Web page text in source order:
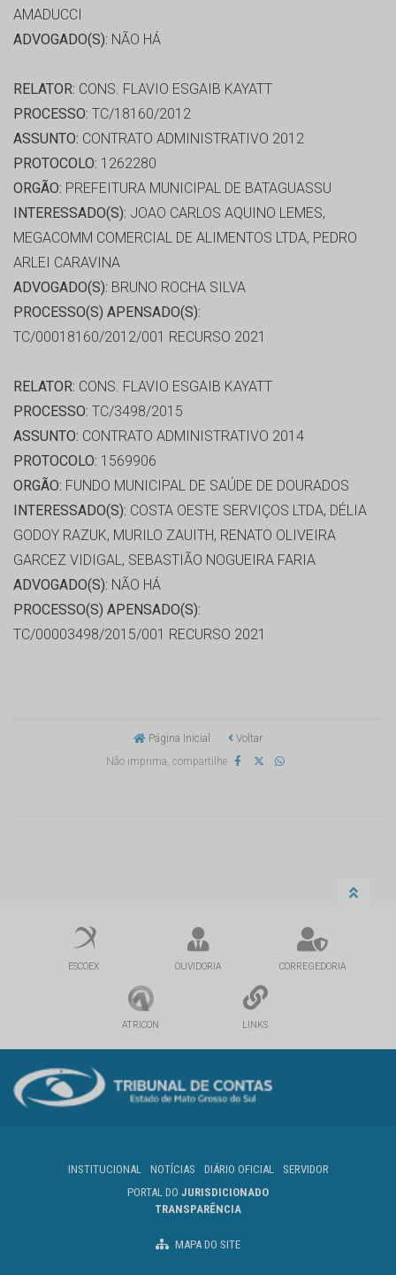
AMADUCCI
ADVOGADO(S): NÃO HÁ
RELATOR: CONS. FLAVIO ESGAIB KAYATT
PROCESSO: TC/18160/2012
ASSUNTO: CONTRATO ADMINISTRATIVO 2012
PROTOCOLO: 1262280
ORGÃO: PREFEITURA MUNICIPAL DE BATAGUASSU
INTERESSADO(S): JOAO CARLOS AQUINO LEMES,
MEGACOMM COMERCIAL DE ALIMENTOS LTDA, PEDRO
ARLEI CARAVINA
ADVOGADO(S): BRUNO ROCHA SILVA
PROCESSO(S) APENSADO(S):
TC/00018160/2012/001 RECURSO 2021
RELATOR: CONS. FLAVIO ESGAIB KAYATT
PROCESSO: TC/3498/2015
ASSUNTO: CONTRATO ADMINISTRATIVO 2014
PROTOCOLO: 1569906
ORGÃO: FUNDO MUNICIPAL DE SAÚDE DE DOURADOS
INTERESSADO(S): COSTA OESTE SERVIÇOS LTDA, DÉLIA
GODOY RAZUK, MURILO ZAUITH, RENATO OLIVEIRA
GARCEZ VIDIGAL, SEBASTIÃO NOGUEIRA FARIA
ADVOGADO(S): NÃO HÁ
PROCESSO(S) APENSADO(S):
TC/00003498/2015/001 RECURSO 2021
Página Inicial
Voltar
Não imprima, compartilhe
ESCOEX OUVIDORIA CORREGEDORIA
ATRICON LINKS
INSTITUCIONAL NOTÍCIAS DIÁRIO OFICIAL
SERVIDOR
PORTAL DO JURISDICIONADO
TRANSPARÊNCIA
MAPA DO SITE